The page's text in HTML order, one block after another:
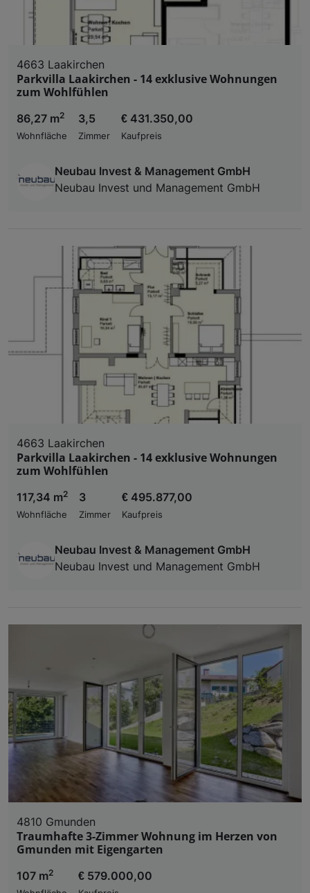
4663 Laakirchen
Parkvilla Laakirchen - 14 exklusive Wohnungen
zum Wohlfühlen
86,27 m2
Wohnfläche
3,5
Zimmer
€ 431.350,00
Kaufpreis
Neubau Invest & Management GmbH
Neubau Invest und Management GmbH
4663 Laakirchen
Parkvilla Laakirchen - 14 exklusive Wohnungen
zum Wohlfühlen
117,34 m2
Wohnfläche
3
Zimmer
€ 495.877,00
Kaufpreis
Neubau Invest & Management GmbH
Neubau Invest und Management GmbH
4810 Gmunden
Traumhafte 3-Zimmer Wohnung im Herzen von
Gmunden mit Eigengarten
107 m2
€ 579.000,00